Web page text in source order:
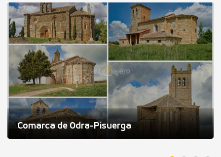
Comarca de Odra-Pisuerga